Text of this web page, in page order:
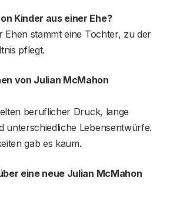
Kinder aus einer Ehe?
Ehen stammt eine Tochter, zu der
pflegt.
von Julian McMahon
beruflicher Druck, lange
unterschiedliche Lebensentwürfe.
gab es kaum.
eine neue Julian McMahon